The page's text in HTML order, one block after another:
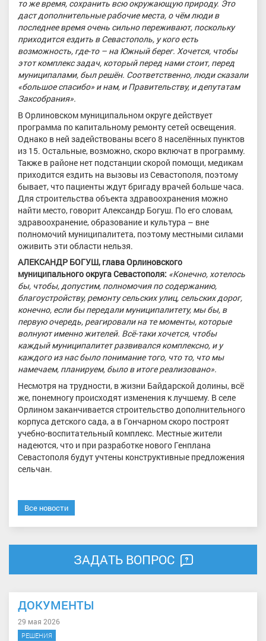
то же время, сохранить всю окружающую природу. Это
даст дополнительные рабочие места, о чём люди в
последнее время очень сильно переживают, поскольку
приходится ездить в Севастополь, у кого есть
возможность, где-то – на Южный берег. Хочется, чтобы
этот комплекс задач, который перед нами стоит, перед
муниципалами, был решён. Соответственно, люди сказали
«большое спасибо» и нам, и Правительству, и депутатам
Заксобрания».
В Орлиновском муниципальном округе действует
программа по капитальному ремонту сетей освещения.
Однако в ней задействованы всего 8 населённых пунктов
из 15. Остальные, возможно, скоро включат в программу.
Также в районе нет подстанции скорой помощи, медикам
приходится ездить на вызовы из Севастополя, поэтому
бывает, что пациенты ждут бригаду врачей больше часа.
Для строительства объекта здравоохранения можно
найти место, говорит Александр Богуш. По его словам,
здравоохранение, образование и культура – вне
полномочий муниципалитета, поэтому местными силами
оживить эти области нельзя.
АЛЕКСАНДР БОГУШ, глава Орлиновского
муниципального округа Севастополя: «Конечно, хотелось
бы, чтобы, допустим, полномочия по содержанию,
благоустройству, ремонту сельских улиц, сельских дорог,
конечно, если бы передали муниципалитету, мы бы, в
первую очередь, реагировали на те моменты, которые
волнуют именно жителей. Всё-таки хочется, чтобы
каждый муниципалитет развивался комплексно, и у
каждого из нас было понимание того, что то, что мы
намечаем, планируем, было в итоге реализовано».
Несмотря на трудности, в жизни Байдарской долины, всё
же, понемногу происходят изменения к лучшему. В селе
Орлином заканчивается строительство дополнительного
корпуса детского сада, а в Гончарном скоро построят
учебно-воспитательный комплекс. Местные жители
надеются, что и при разработке нового Генплана
Севастополя будут учтены конструктивные предложения
сельчан.
Все новости
ЗАДАТЬ ВОПРОС
ДОКУМЕНТЫ
29 мая 2026
РЕШЕНИЯ